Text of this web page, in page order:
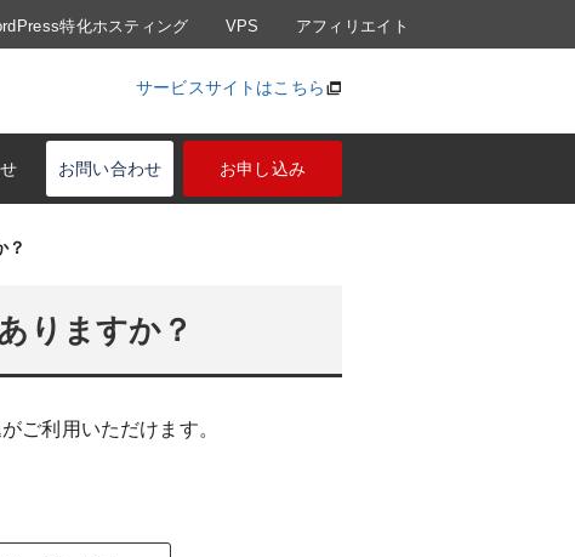
特化ホスティング VPS アフィリエイト
サービスサイトはこちら
お問い合わせ お申し込み
？
りますか？
ご利用いただけます。